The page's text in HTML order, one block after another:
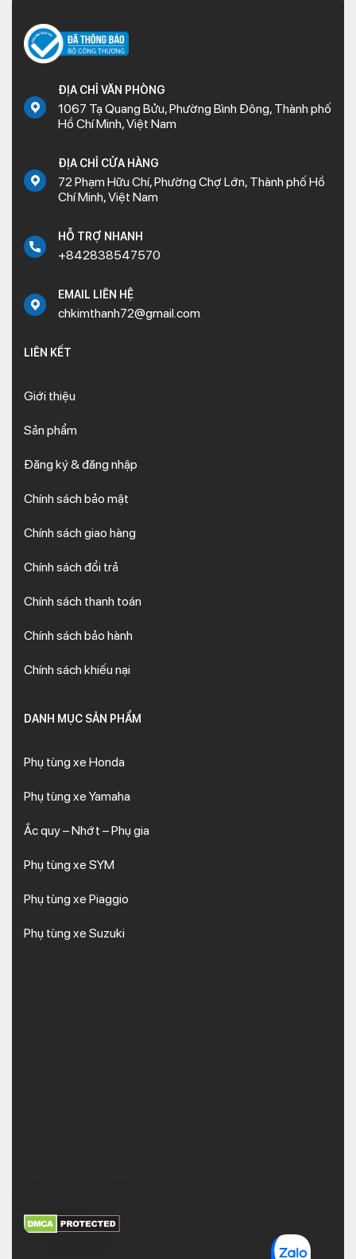
ĐỊA CHỈ VĂN PHÒNG
1067 Tạ Quang Bửu, Phường Bình Đông, Thành phố
Hồ Chí Minh, Việt Nam
ĐỊA CHỈ CỬA HÀNG
72 Phạm Hữu Chí, Phường Chợ Lớn, Thành phố Hồ
Chí Minh, Việt Nam
HỖ TRỢ NHANH
+842838547570
EMAIL LIÊN HỆ
chkimthanh72@gmail.com
LIÊN KẾT
Giới thiệu
Sản phẩm
Đăng ký & đăng nhập
Chính sách bảo mật
Chính sách giao hàng
Chính sách đổi trả
Chính sách thanh toán
Chính sách bảo hành
Chính sách khiếu nại
DANH MỤC SẢN PHẨM
Phụ tùng xe Honda
Phụ tùng xe Yamaha
Ắc quy – Nhớt – Phụ gia
Phụ tùng xe SYM
Phụ tùng xe Piaggio
Phụ tùng xe Suzuki
XEM THÊM